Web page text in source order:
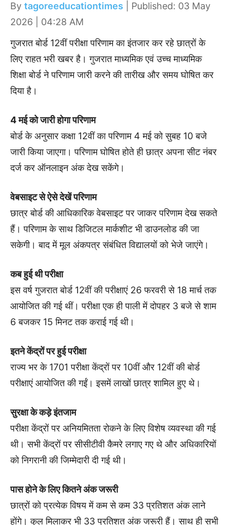
By tagoreeducationtimes | Published: 03 May
2026 | 04:28 AM
गुजरात बोर्ड 12वीं परीक्षा परिणाम का इंतजार कर रहे छात्रों के
लिए राहत भरी खबर है। गुजरात माध्यमिक एवं उच्च माध्यमिक
शिक्षा बोर्ड ने परिणाम जारी करने की तारीख और समय घोषित कर
दिया है।
4 मई को जारी होगा परिणाम
बोर्ड के अनुसार कक्षा 12वीं का परिणाम 4 मई को सुबह 10 बजे
जारी किया जाएगा। परिणाम घोषित होते ही छात्र अपना सीट नंबर
दर्ज कर ऑनलाइन अंक देख सकेंगे।
वेबसाइट से ऐसे देखें परिणाम
छात्र बोर्ड की आधिकारिक वेबसाइट पर जाकर परिणाम देख सकते
हैं। परिणाम के साथ डिजिटल मार्कशीट भी डाउनलोड की जा
सकेगी। बाद में मूल अंकपत्र संबंधित विद्यालयों को भेजे जाएंगे।
कब हुई थी परीक्षा
इस वर्ष गुजरात बोर्ड 12वीं की परीक्षाएं 26 फरवरी से 18 मार्च तक
आयोजित की गई थीं। परीक्षा एक ही पाली में दोपहर 3 बजे से शाम
6 बजकर 15 मिनट तक कराई गई थी।
इतने केंद्रों पर हुई परीक्षा
राज्य भर के 1701 परीक्षा केंद्रों पर 10वीं और 12वीं की बोर्ड
परीक्षाएं आयोजित की गईं। इसमें लाखों छात्र शामिल हुए थे।
सुरक्षा के कड़े इंतजाम
परीक्षा केंद्रों पर अनियमितता रोकने के लिए विशेष व्यवस्था की गई
थी। सभी केंद्रों पर सीसीटीवी कैमरे लगाए गए थे और अधिकारियों
को निगरानी की जिम्मेदारी दी गई थी।
पास होने के लिए कितने अंक जरूरी
छात्रों को प्रत्येक विषय में कम से कम 33 प्रतिशत अंक लाने
होंगे। कुल मिलाकर भी 33 प्रतिशत अंक जरूरी हैं। साथ ही सभी